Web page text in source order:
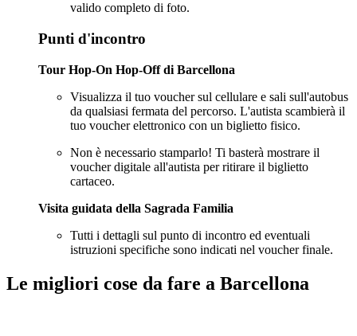
valido completo di foto.
Punti d'incontro
Tour Hop-On Hop-Off di Barcellona
Visualizza il tuo voucher sul cellulare e sali sull'autobus
da qualsiasi fermata del percorso. L'autista scambierà il
tuo voucher elettronico con un biglietto fisico.
Non è necessario stamparlo! Ti basterà mostrare il
voucher digitale all'autista per ritirare il biglietto
cartaceo.
Visita guidata della Sagrada Familia
Tutti i dettagli sul punto di incontro ed eventuali
istruzioni specifiche sono indicati nel voucher finale.
Le migliori cose da fare a Barcellona